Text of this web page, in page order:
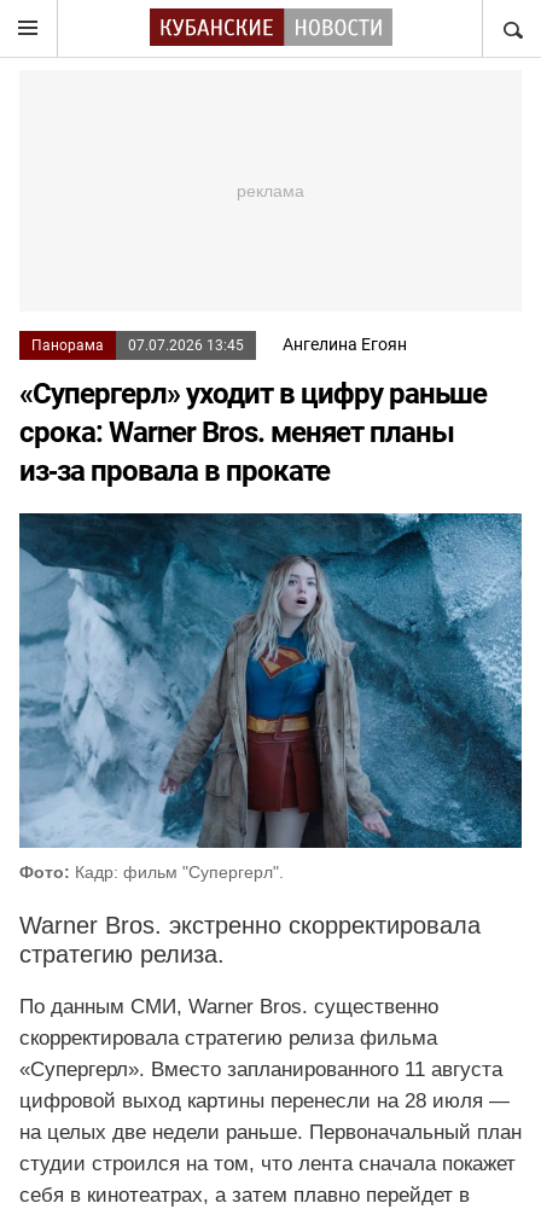
Панорама 07.07.2026 13:45 Ангелина Егоян
«Супергерл» уходит в цифру раньше
срока: Warner Bros. меняет планы
из‑за провала в прокате
Фото: Кадр: фильм "Супергерл".
Warner Bros. экстренно скорректировала
стратегию релиза.
По данным СМИ, Warner Bros. существенно
скорректировала стратегию релиза фильма
«Супергерл». Вместо запланированного 11 августа
цифровой выход картины перенесли на 28 июля —
на целых две недели раньше. Первоначальный план
студии строился на том, что лента сначала покажет
себя в кинотеатрах, а затем плавно перейдет в